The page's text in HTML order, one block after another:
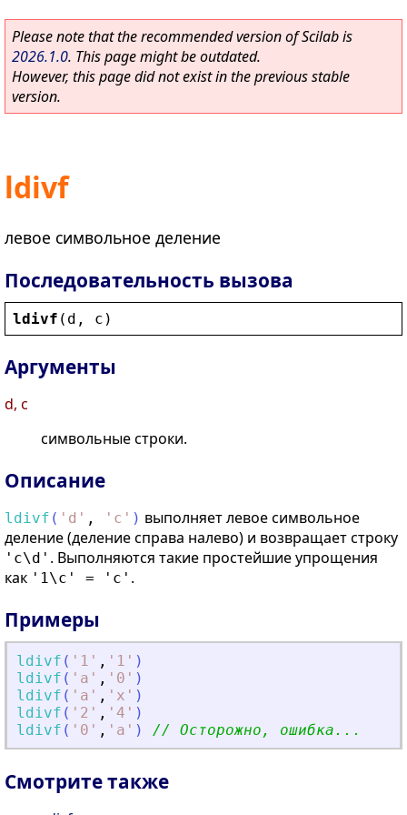
Please note that the recommended version of Scilab is
2026.1.0. This page might be outdated.
However, this page did not exist in the previous stable
version.
ldivf
левое символьное деление
Последовательность вызова
ldivf ( d , c )
Аргументы
d, c
символьные строки.
Описание
ldivf ( ' d ' , ' c ' ) выполняет левое символьное
деление (деление справа налево) и возвращает строку
'c\d' . Выполняются такие простейшие упрощения
как '1\c' = 'c' .
Примеры
ldivf ( ' 1 ' , ' 1 ' )
ldivf ( ' a ' , ' 0 ' )
ldivf ( ' a ' , ' x ' )
ldivf ( ' 2 ' , ' 4 ' )
ldivf ( ' 0 ' , ' a ' ) // Осторожно, ошибка...
Смотрите также